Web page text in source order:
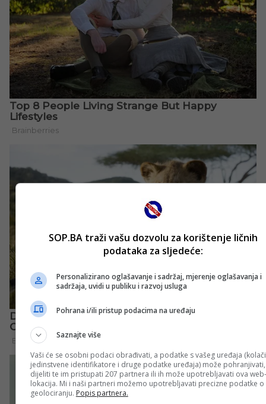
SOP.BA traži vašu dozvolu za korištenje ličnih
podataka za sljedeće:
Personalizirano oglašavanje i sadržaj, mjerenje oglašavanja i
sadržaja, uvidi u publiku i razvoj usluga
Pohrana i/ili pristup podacima na uređaju
Saznajte više
Vaši će se osobni podaci obrađivati, a podatke s vašeg uređaja
jedinstvene identifikatore i druge podatke uređaja) može pohranjivati,
dijeliti te im pristupati 207 partnera ili ih može upotrebljavati ova web-
lokacija. Mi i naši partneri možemo upotrebljavati precizne podatke o
geolociranju. Popis partnera.